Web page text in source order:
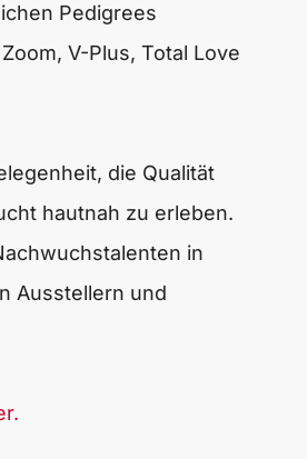
Pedigrees
V-Plus, Total Love
die Qualität
hautnah zu erleben.
in
Ausstellern und